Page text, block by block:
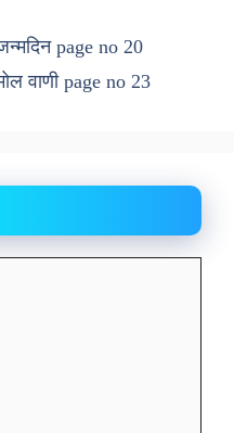
page no 20
वाणी page no 23